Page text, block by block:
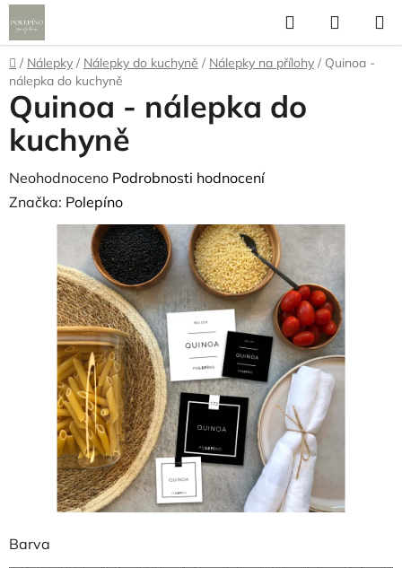
Přejít
na
obsah
Hledat
KOŠÍK
Domů
/ Nálepky / Nálepky do kuchyně / Nálepky na přílohy / Quinoa -
nálepka do kuchyně
Barva
Quinoa - nálepka do
kuchyně
Průměrné
hodnocení
produktu
hvězdiček.
Neohodnoceno Podrobnosti hodnocení
Značka: Polepíno